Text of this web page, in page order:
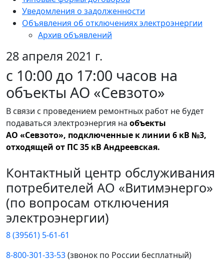
Уведомления о задолженности
Объявления об отключениях электроэнергии
Архив объявлений
28 апреля 2021 г.
с 10:00 до 17:00 часов на
объекты АО «Севзото»
В связи с проведением ремонтных работ не будет
подаваться электроэнергия на объекты
АО «Севзото», подключенные к линии 6 кВ №3,
отходящей от ПС 35 кВ Андреевская.
Контактный центр обслуживания
потребителей АО «Витимэнерго»
(по вопросам отключения
электроэнергии)
8 (39561) 5-61-61
8-800-301-33-53(звонок по России бесплатный)